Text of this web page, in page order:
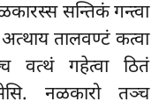
सन्तिकं गन्त्वा
तालवण्टं कत्वा
वत्थं गहेत्वा ठितं
नळकारो तञ्च